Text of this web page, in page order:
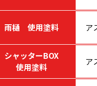
雨樋 使用塗料 ア
シャッターBOX
使用塗料
ア